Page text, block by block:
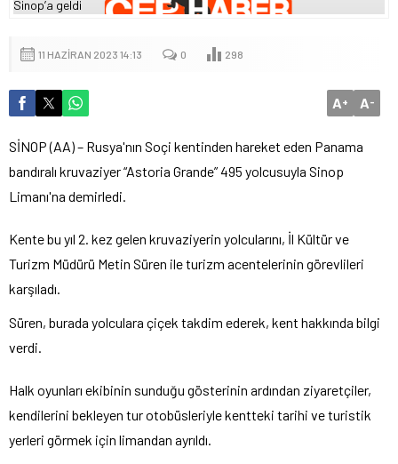
11 HAZIRAN 2023 14:13 0 298
A+ A-
SİNOP (AA) – Rusya'nın Soçi kentinden hareket eden Panama
bandıralı kruvaziyer “Astoria Grande” 495 yolcusuyla Sinop
Limanı'na demirledi.
Kente bu yıl 2. kez gelen kruvaziyerin yolcularını, İl Kültür ve
Turizm Müdürü Metin Süren ile turizm acentelerinin görevlileri
karşıladı.
Süren, burada yolculara çiçek takdim ederek, kent hakkında bilgi
verdi.
Halk oyunları ekibinin sunduğu gösterinin ardından ziyaretçiler,
kendilerini bekleyen tur otobüsleriyle kentteki tarihi ve turistik
yerleri görmek için limandan ayrıldı.